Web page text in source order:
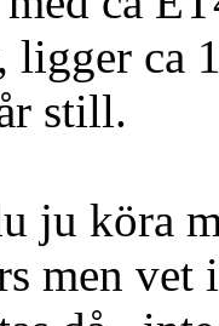
ligger ca
still.
ju köra
men